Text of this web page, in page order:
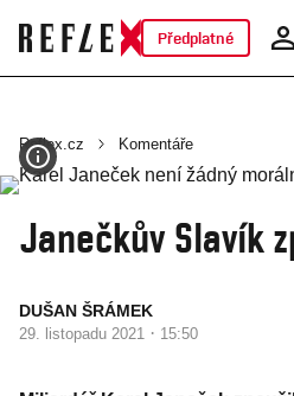
Předplatné
Reflex.cz Komentáře
Janečkův Slavík
DUŠAN ŠRÁMEK
29. listopadu 2021 · 15:50